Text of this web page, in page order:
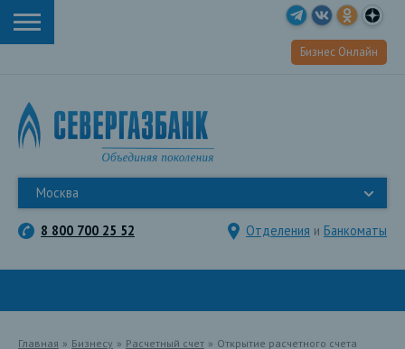
Бизнес Онлайн
Москва
8 800 700 25 52 Отделения и Банкоматы
Главная » Бизнесу » Расчетный счет » Открытие расчетного счета